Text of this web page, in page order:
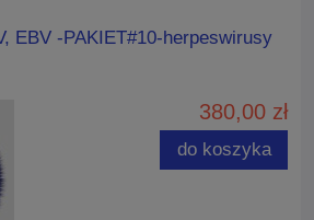
EBV -PAKIET#10-herpeswirusy
380,00 zł
do koszyka